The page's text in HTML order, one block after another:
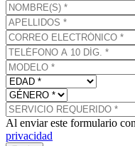
Al enviar este formulario
privacidad